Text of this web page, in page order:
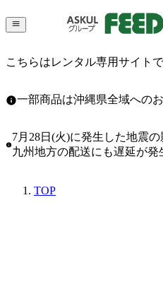
こちらはレンタル専用サイト
一部商品は沖縄県全域への
7月28日(火)に発生した地震
九州地方の配送にも遅延が発
TOP